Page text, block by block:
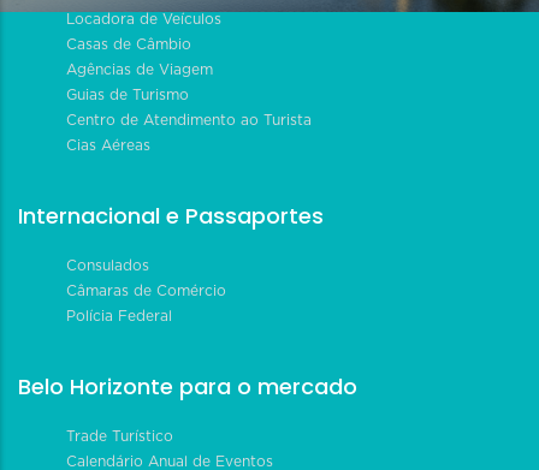
Locadora de Veículos
Casas de Câmbio
Agências de Viagem
Guias de Turismo
Centro de Atendimento ao Turista
Cias Aéreas
Internacional e Passaportes
Consulados
Câmaras de Comércio
Polícia Federal
Belo Horizonte para o mercado
Trade Turístico
Calendário Anual de Eventos